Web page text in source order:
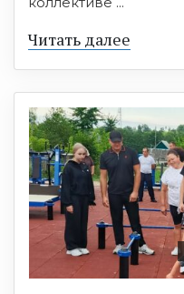
Читать далее